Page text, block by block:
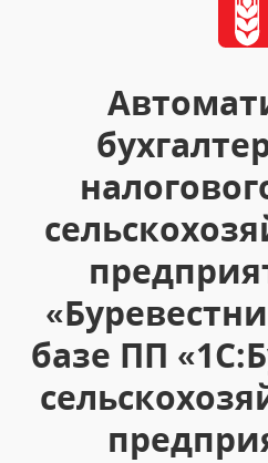
базе ПП